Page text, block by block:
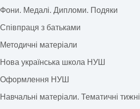
Фони. Медалі. Дипломи. Подяки
Співпраця з батьками
Методичні матеріали
Нова українська школа НУШ
Оформлення НУШ
Навчальні матеріали. Тематичні тижні